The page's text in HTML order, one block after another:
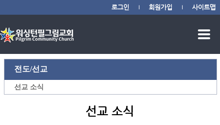
로그인 회원가입 사이트맵
전도/선교
선교 소식
선교 소식